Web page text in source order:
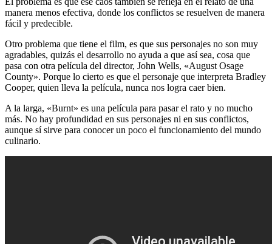
manera menos efectiva, donde los conflictos se resuelven de manera
fácil y predecible.
Otro problema que tiene el film, es que sus personajes no son muy
agradables, quizás el desarrollo no ayuda a que así sea, cosa que
pasa con otra película del director, John Wells, «August Osage
County». Porque lo cierto es que el personaje que interpreta Bradley
Cooper, quien lleva la película, nunca nos logra caer bien.
A la larga, «Burnt» es una película para pasar el rato y no mucho
más. No hay profundidad en sus personajes ni en sus conflictos,
aunque sí sirve para conocer un poco el funcionamiento del mundo
culinario.